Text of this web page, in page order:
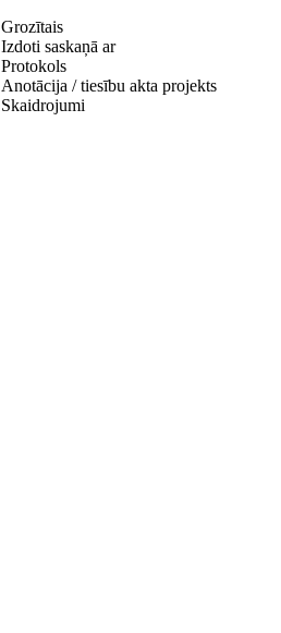
Grozītais
Izdoti saskaņā ar
Protokols
Anotācija / tiesību akta projekts
Skaidrojumi